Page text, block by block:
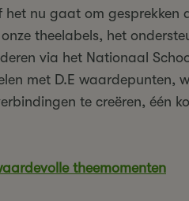
nu gaat om gesprekken
theelabels, het
via het Nationaal
met D.E waardepunten,
te creëren, één
theemomenten